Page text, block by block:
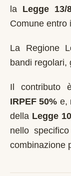
la Legge 13/
Comune entro
La Regione
bandi regolari,
Il contributo
IRPEF 50% e,
della Legge
nello
combinazione